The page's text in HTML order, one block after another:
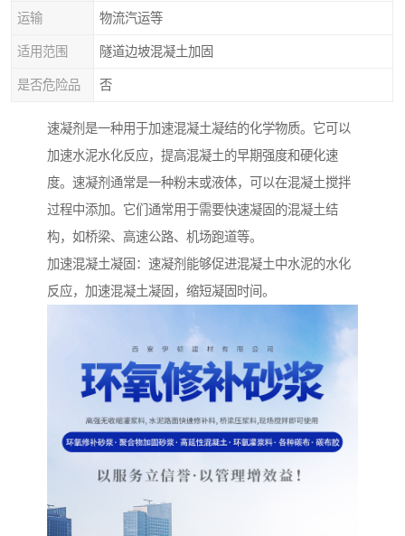
运输 物流汽运等
适用范围 隧道边坡混凝土加固
是否危险品 否
速凝剂是一种用于加速混凝土凝结的化学物质。它可以
加速水泥水化反应，提高混凝土的早期强度和硬化速
度。速凝剂通常是一种粉末或液体，可以在混凝土搅拌
过程中添加。它们通常用于需要快速凝固的混凝土结
构，如桥梁、高速公路、机场跑道等。
加速混凝土凝固：速凝剂能够促进混凝土中水泥的水化
反应，加速混凝土凝固，缩短凝固时间。